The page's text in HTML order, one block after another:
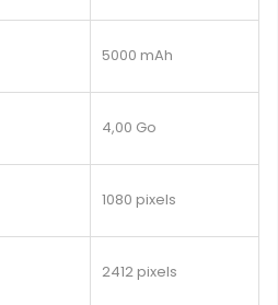
5000 mAh
4,00 Go
1080 pixels
2412 pixels